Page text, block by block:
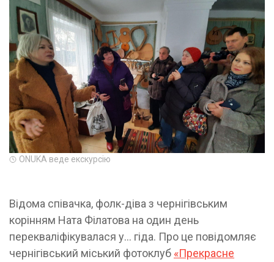
ONUKA веде екскурсію
Відома співачка, фолк-діва з чернігівським
корінням Ната Філатова на один день
перекваліфікувалася у… гіда. Про це повідомляє
чернігівський міський фотоклуб «Прекрасне